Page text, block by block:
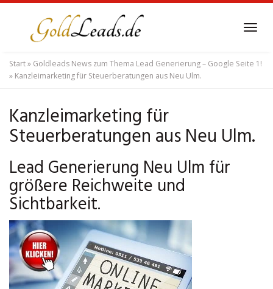
content
Start» Goldleads News zum Thema Lead Generierung – Google Seite 1!
» Kanzleimarketing für Steuerberatungen aus Neu Ulm.
Kanzleimarketing für
Steuerberatungen aus Neu Ulm.
Lead Generierung Neu Ulm für
größere Reichweite und
Sichtbarkeit.